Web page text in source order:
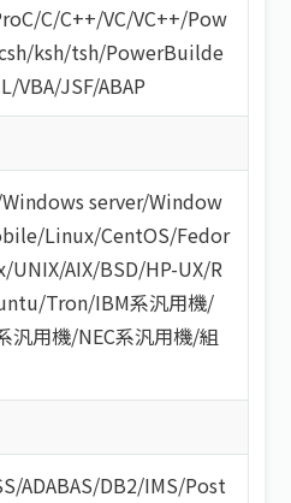
/C/C++/VC/VC++/Pow
/ksh/tsh/PowerBuilde
/VBA/JSF/ABAP
Windows server/Window
/Linux/CentOS/Fedor
/UNIX/AIX/BSD/HP-UX/R
/Tron/IBM系汎用機/
汎用機/NEC系汎用機/組
/ADABAS/DB2/IMS/Post